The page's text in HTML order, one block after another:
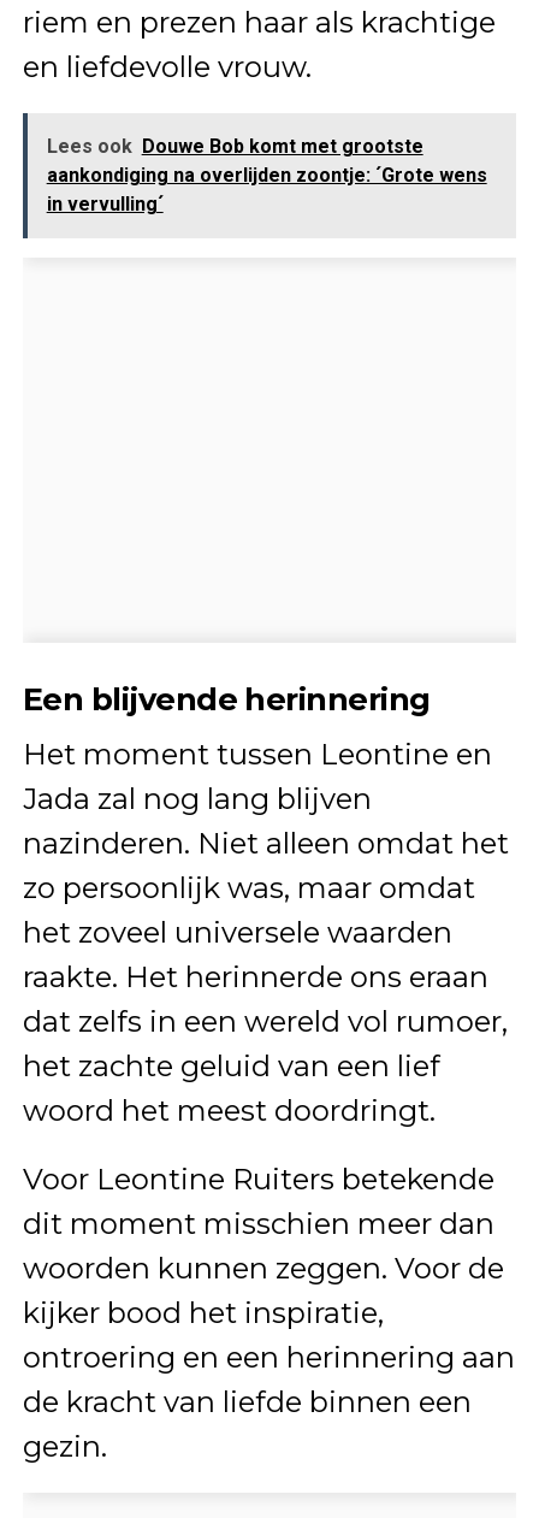
riem en prezen haar als krachtige
en liefdevolle vrouw.
Lees ook Douwe Bob komt met grootste
aankondiging na overlijden zoontje: ´Grote wens
in vervulling´
Een blijvende herinnering
Het moment tussen Leontine en
Jada zal nog lang blijven
nazinderen. Niet alleen omdat het
zo persoonlijk was, maar omdat
het zoveel universele waarden
raakte. Het herinnerde ons eraan
dat zelfs in een wereld vol rumoer,
het zachte geluid van een lief
woord het meest doordringt.
Voor Leontine Ruiters betekende
dit moment misschien meer dan
woorden kunnen zeggen. Voor de
kijker bood het inspiratie,
ontroering en een herinnering aan
de kracht van liefde binnen een
gezin.